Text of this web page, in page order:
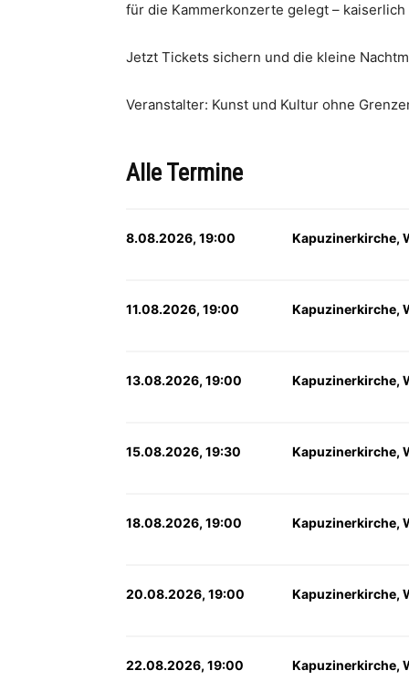
für die Kammerkonzerte gelegt – kaiserlich
Jetzt Tickets sichern und die kleine
Veranstalter: Kunst und Kultur ohne
Alle Termine
8.08.2026, 19:00 Kapuzinerkirche,
11.08.2026, 19:00 Kapuzinerkirche,
13.08.2026, 19:00 Kapuzinerkirche,
15.08.2026, 19:30 Kapuzinerkirche,
18.08.2026, 19:00 Kapuzinerkirche,
20.08.2026, 19:00 Kapuzinerkirche,
22.08.2026, 19:00 Kapuzinerkirche,